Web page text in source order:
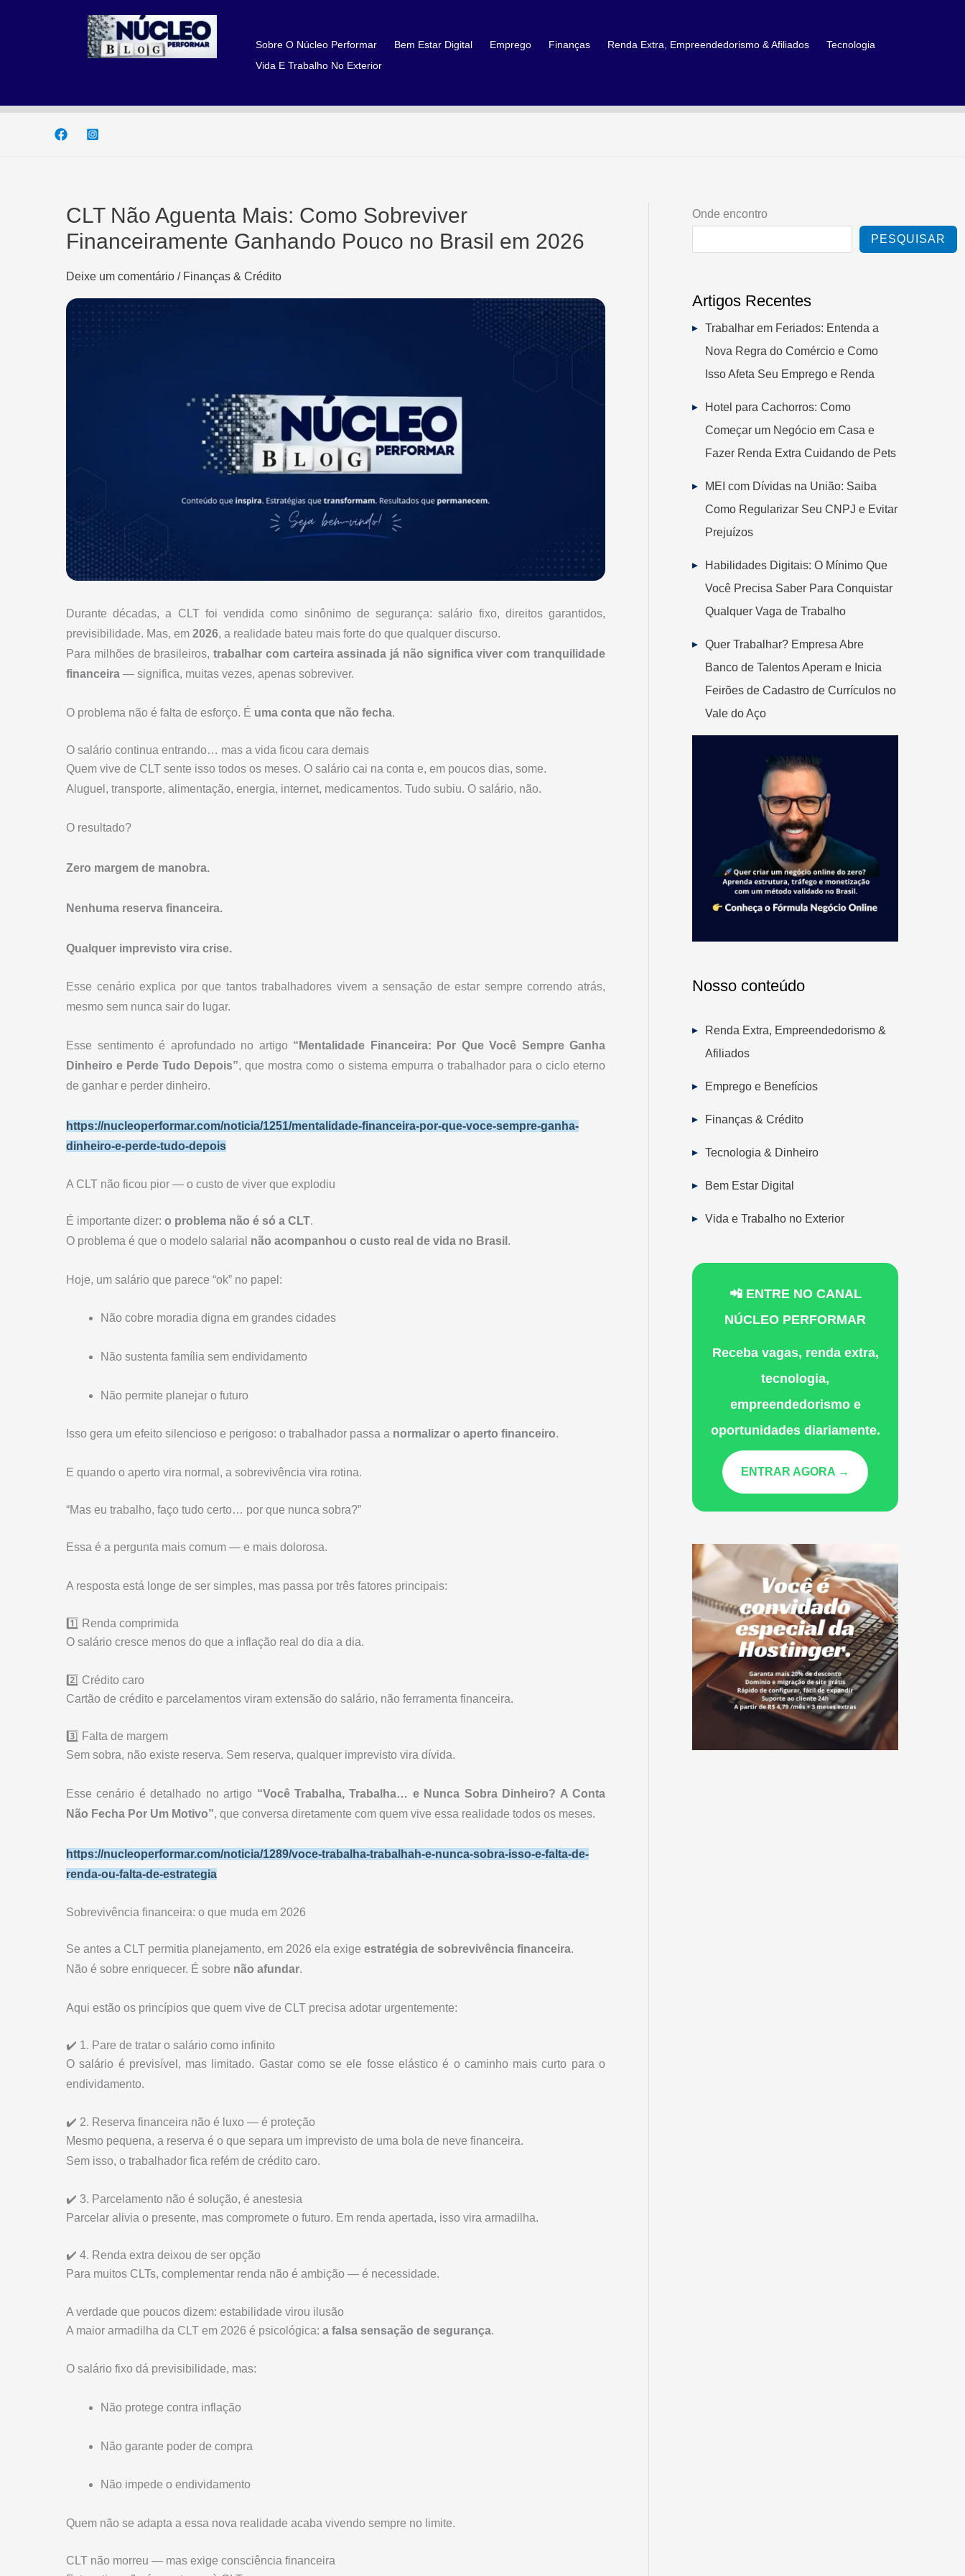
Sobre O Núcleo Performar Bem Estar Digital Emprego Finanças Renda Extra, Empreendedorismo & Afiliados
Tecnologia
Vida E Trabalho No Exterior
CLT Não Aguenta Mais: Como Sobreviver
Financeiramente Ganhando Pouco no Brasil em 2026
Deixe um comentário / Finanças & Crédito
Durante décadas, a CLT foi vendida como sinônimo de segurança: salário fixo, direitos garantidos,
previsibilidade. Mas, em 2026, a realidade bateu mais forte do que qualquer discurso.
Para milhões de brasileiros,trabalhar com carteira assinada já não significa viver com tranquilidade
financeira — significa, muitas vezes, apenas sobreviver.
O problema não é falta de esforço. É uma conta que não fecha.
O salário continua entrando… mas a vida ficou cara demais
Quem vive de CLT sente isso todos os meses. O salário cai na conta e, em poucos dias, some.
Aluguel, transporte, alimentação, energia, internet, medicamentos. Tudo subiu. O salário, não.
O resultado?
Zero margem de manobra.
Nenhuma reserva financeira.
Qualquer imprevisto vira crise.
Esse cenário explica por que tantos trabalhadores vivem a sensação de estar sempre correndo atrás,
mesmo sem nunca sair do lugar.
Esse sentimento é aprofundado no artigo “Mentalidade Financeira: Por Que Você Sempre Ganha
Dinheiro e Perde Tudo Depois”, que mostra como o sistema empurra o trabalhador para o ciclo eterno
de ganhar e perder dinheiro.
https://nucleoperformar.com/noticia/1251/mentalidade-financeira-por-que-voce-sempre-ganha-
dinheiro-e-perde-tudo-depois
A CLT não ficou pior — o custo de viver que explodiu
É importante dizer: o problema não é só a CLT.
O problema é que o modelo salarial não acompanhou o custo real de vida no Brasil .
Hoje, um salário que parece “ok” no papel:
Não cobre moradia digna em grandes cidades
Não sustenta família sem endividamento
Não permite planejar o futuro
Isso gera um efeito silencioso e perigoso: o trabalhador passa a normalizar o aperto financeiro.
E quando o aperto vira normal, a sobrevivência vira rotina.
“Mas eu trabalho, faço tudo certo… por que nunca sobra?”
Essa é a pergunta mais comum — e mais dolorosa.
A resposta está longe de ser simples, mas passa por três fatores principais:
1️⃣ Renda comprimida
O salário cresce menos do que a inflação real do dia a dia.
2️⃣ Crédito caro
Cartão de crédito e parcelamentos viram extensão do salário, não ferramenta financeira.
3️⃣ Falta de margem
Sem sobra, não existe reserva. Sem reserva, qualquer imprevisto vira dívida.
Esse cenário é detalhado no artigo “Você Trabalha, Trabalha… e Nunca Sobra Dinheiro? A Conta
Não Fecha Por Um Motivo”, que conversa diretamente com quem vive essa realidade todos os meses.
https://nucleoperformar.com/noticia/1289/voce-trabalha-trabalhah-e-nunca-sobra-isso-e-falta-de-
renda-ou-falta-de-estrategia
Sobrevivência financeira: o que muda em 2026
Se antes a CLT permitia planejamento, em 2026 ela exige estratégia de sobrevivência financeira.
Não é sobre enriquecer. É sobre não afundar.
Aqui estão os princípios que quem vive de CLT precisa adotar urgentemente:
✔️ 1. Pare de tratar o salário como infinito
O salário é previsível, mas limitado. Gastar como se ele fosse elástico é o caminho mais curto para o
endividamento.
✔️ 2. Reserva financeira não é luxo — é proteção
Mesmo pequena, a reserva é o que separa um imprevisto de uma bola de neve financeira.
Sem isso, o trabalhador fica refém de crédito caro.
✔️ 3. Parcelamento não é solução, é anestesia
Parcelar alivia o presente, mas compromete o futuro. Em renda apertada, isso vira armadilha.
✔️ 4. Renda extra deixou de ser opção
Para muitos CLTs, complementar renda não é ambição — é necessidade.
A verdade que poucos dizem: estabilidade virou ilusão
A maior armadilha da CLT em 2026 é psicológica: a falsa sensação de segurança.
O salário fixo dá previsibilidade, mas:
Não protege contra inflação
Não garante poder de compra
Não impede o endividamento
Quem não se adapta a essa nova realidade acaba vivendo sempre no limite.
CLT não morreu — mas exige consciência financeira
Onde encontro
PESQUISAR
Artigos Recentes
Trabalhar em Feriados: Entenda a
Nova Regra do Comércio e Como
Isso Afeta Seu Emprego e Renda
Hotel para Cachorros: Como
Começar um Negócio em Casa e
Fazer Renda Extra Cuidando de Pets
MEI com Dívidas na União: Saiba
Como Regularizar Seu CNPJ e Evitar
Prejuízos
Habilidades Digitais: O Mínimo Que
Você Precisa Saber Para Conquistar
Qualquer Vaga de Trabalho
Quer Trabalhar? Empresa Abre
Banco de Talentos Aperam e Inicia
Feirões de Cadastro de Currículos no
Vale do Aço
Nosso conteúdo
Renda Extra, Empreendedorismo &
Afiliados
Emprego e Benefícios
Finanças & Crédito
Tecnologia & Dinheiro
Bem Estar Digital
Vida e Trabalho no Exterior
📲 ENTRE NO CANAL
NÚCLEO PERFORMAR
Receba vagas, renda extra,
tecnologia,
empreendedorismo e
oportunidades diariamente.
ENTRAR AGORA →